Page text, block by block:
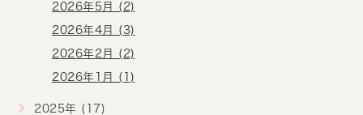
2026年5月 (2)
2026年4月 (3)
2026年2月 (2)
2026年1月 (1)
2025年 (17)